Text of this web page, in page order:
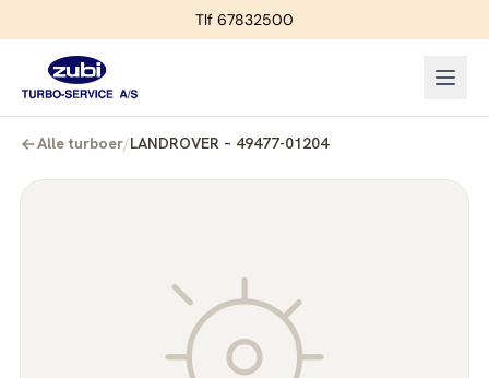
Tlf 67832500
Alle turboer/LANDROVER – 49477-01204